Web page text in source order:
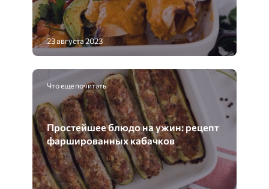
23 августа 2023
Что еще почитать
Простейшее блюдо на ужин: рецепт
фаршированных кабачков